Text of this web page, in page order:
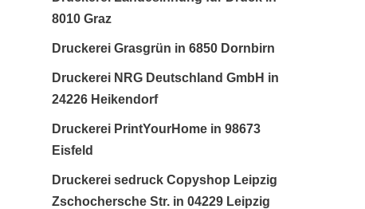
8010 Graz
Druckerei Grasgrün in 6850 Dornbirn
Druckerei NRG Deutschland GmbH in
24226 Heikendorf
Druckerei PrintYourHome in 98673
Eisfeld
Druckerei sedruck Copyshop Leipzig
Zschochersche Str. in 04229 Leipzig